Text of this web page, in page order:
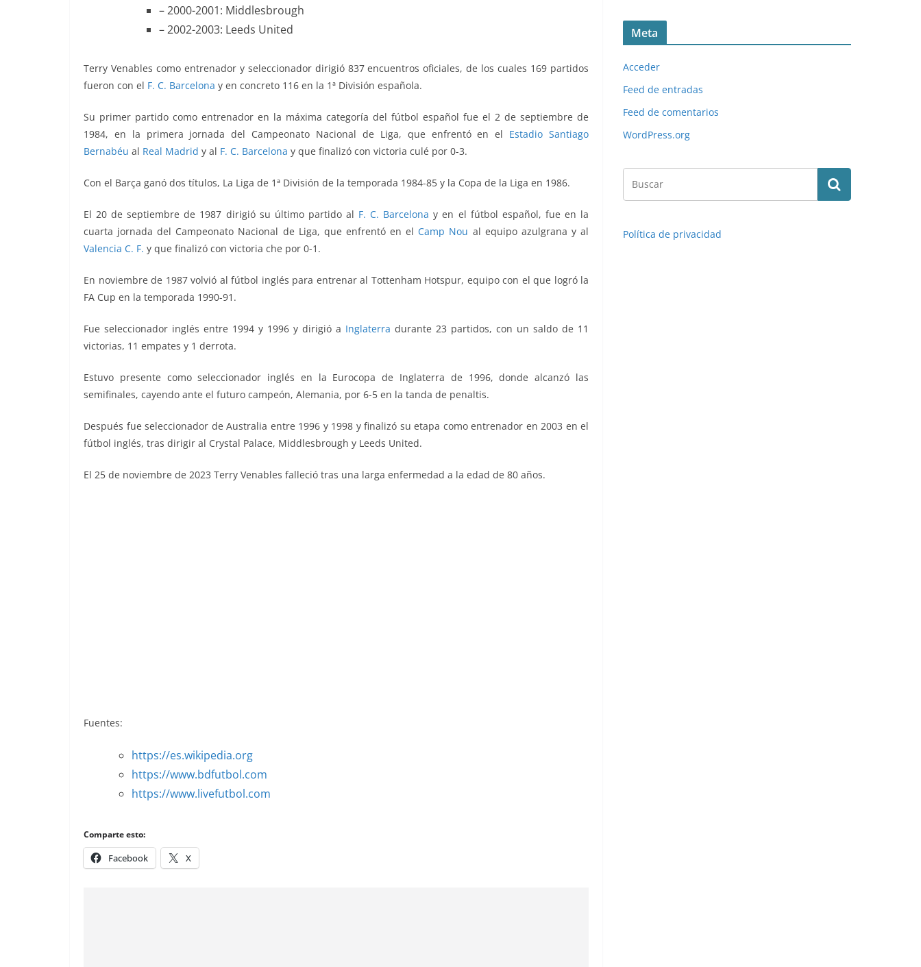
– 2000-2001: Middlesbrough
– 2002-2003: Leeds United
Terry Venables como entrenador y seleccionador dirigió 837 encuentros oficiales, de los cuales 169 partidos
fueron con el F. C. Barcelona y en concreto 116 en la 1ª División española.
Su primer partido como entrenador en la máxima categoría del fútbol español fue el 2 de septiembre de
1984, en la primera jornada del Campeonato Nacional de Liga, que enfrentóen el Estadio Santiago
Bernabéu al Real Madrid y al F. C. Barcelona y que finalizó con victoria culé por 0-3.
Con el Barça ganó dos títulos, La Liga de 1ª División de la temporada 1984-85 y la Copa de la Liga en 1986.
El 20 de septiembre de 1987 dirigió su último partido al F. C. Barcelona y en el fútbol español, fue en la
cuarta jornada del Campeonato Nacional de Liga, que enfrentóen el Camp Nou al equipo azulgrana y al
Valencia C. F. y que finalizó con victoria che por 0-1.
En noviembre de 1987 volvió al fútbol inglés para entrenar al Tottenham Hotspur, equipo con el que logró la
FA Cup en la temporada 1990-91.
Fue seleccionador inglés entre 1994 y 1996 y dirigió a Inglaterra durante 23 partidos, con un saldo de 11
victorias, 11 empates y 1 derrota.
Estuvo presente como seleccionador inglés en la Eurocopa de Inglaterra de 1996, donde alcanzó las
semifinales, cayendo ante el futuro campeón, Alemania, por 6-5 en la tanda de penaltis.
Después fue seleccionador de Australia entre 1996 y 1998 y finalizó su etapa como entrenador en 2003 en el
fútbol inglés, tras dirigir al Crystal Palace, Middlesbrough y Leeds United.
El 25 de noviembre de 2023 Terry Venables falleció tras una larga enfermedad a la edad de 80 años.
Fuentes:
https://es.wikipedia.org
https://www.bdfutbol.com
https://www.livefutbol.com
Comparte esto:
Facebook X
Meta
Acceder
Feed de entradas
Feed de comentarios
WordPress.org
Política de privacidad